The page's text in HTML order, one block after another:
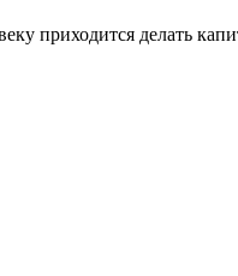
приходится делать